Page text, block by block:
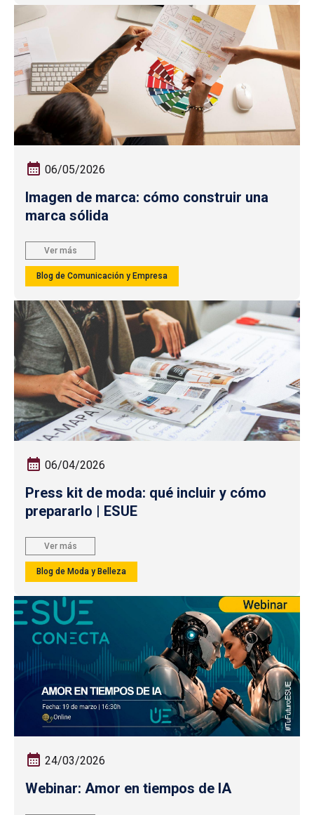
06/05/2026
Imagen de marca: cómo construir una
marca sólida
Ver más
Blog de Comunicación y Empresa
06/04/2026
Press kit de moda: qué incluir y cómo
prepararlo | ESUE
Ver más
Blog de Moda y Belleza
24/03/2026
Webinar: Amor en tiempos de IA